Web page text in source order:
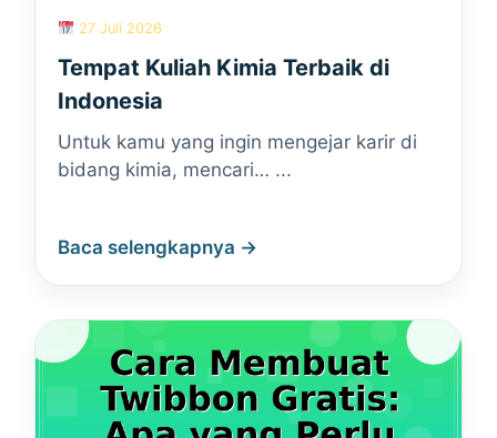
27 Juli 2026
Tempat Kuliah Kimia Terbaik di
Indonesia
Untuk kamu yang ingin mengejar karir di
bidang kimia, mencari… ...
Baca selengkapnya →